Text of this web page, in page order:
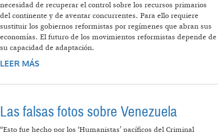
necesidad de recuperar el control sobre los recursos primarios
del continente y de aventar concurrentes. Para ello requiere
sustituir los gobiernos reformistas por regímenes que abran sus
economías. El futuro de los movimientos reformistas depende de
su capacidad de adaptación.
LEER MÁS
Las falsas fotos sobre Venezuela
“Esto fue hecho por los ‘Humanistas’ pacíficos del Criminal